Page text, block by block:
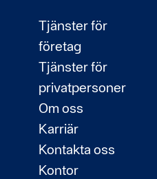
Tjänster för
företag
Tjänster för
privatpersoner
Om oss
Karriär
Kontakta oss
Kontor